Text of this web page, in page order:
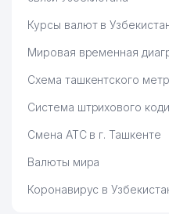
Курсы валют в
Мировая временная
Схема ташкентского
Система штрихового
Смена АТС в г. Ташкенте
Валюты мира
Коронавирус в